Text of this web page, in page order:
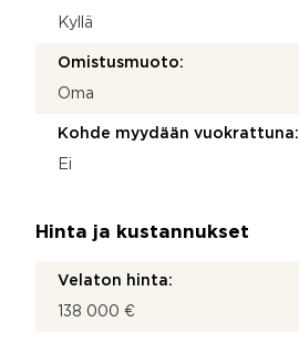
Kyllä
Omistusmuoto:
Oma
Kohde myydään vuokrattuna:
Ei
Hinta ja kustannukset
Velaton hinta:
138 000 €